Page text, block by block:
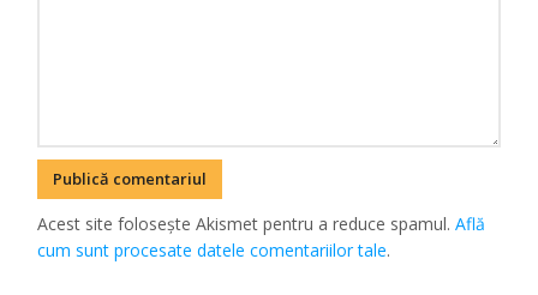
Acest site folosește Akismet pentru a reduce spamul.Află
cum sunt procesate datele comentariilor tale.